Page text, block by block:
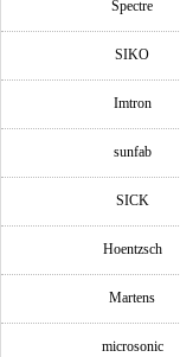
Spectre
SIKO
Imtron
sunfab
SICK
Hoentzsch
Martens
microsonic